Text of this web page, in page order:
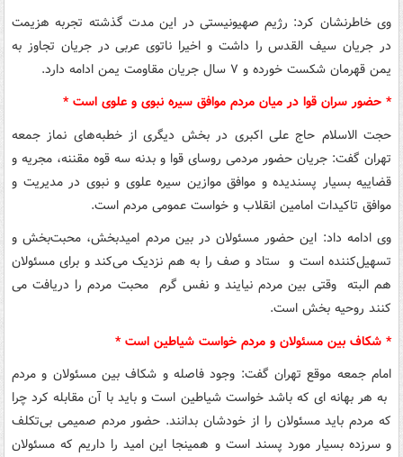
وی خاطرنشان کرد: رژیم صهیونیستی در این مدت گذشته تجربه هزیمت
در جریان سیف القدس را داشت و اخیرا ناتوی عربی در جریان تجاوز به
یمن قهرمان شکست خورده و ۷ سال جریان مقاومت یمن ادامه دارد.
* حضور سران قوا در میان مردم موافق سیره نبوی و علوی است *
حجت الاسلام حاج علی اکبری در بخش دیگری از خطبه‌های نماز جمعه
تهران گفت: جریان حضور مردمی روسای قوا و بدنه سه قوه مقننه، مجریه و
قضاییه بسیار پسندیده و موافق موازین سیره علوی و نبوی در مدیریت و
موافق تاکیدات امامین انقلاب و خواست عمومی مردم است.
وی ادامه داد: این حضور مسئولان در بین مردم امیدبخش، محبت‌بخش و
تسهیل‌کننده است و ستاد و صف را به هم نزدیک می‌کند و برای مسئولان
هم البته وقتی بین مردم نیایند و نفس گرم محبت مردم را دریافت می
کنند روحیه بخش است.
* شکاف بین مسئولان و مردم خواست شیاطین است *
امام جمعه موقع تهران گفت: وجود فاصله و شکاف بین مسئولان و مردم
به هر بهانه ای که باشد خواست شیاطین است و باید با آن مقابله کرد چرا
که مردم باید مسئولان را از خودشان بدانند. حضور مردم صمیمی بی‌تکلف
و سرزده بسیار مورد پسند است و همینجا این امید را داریم که مسئولان